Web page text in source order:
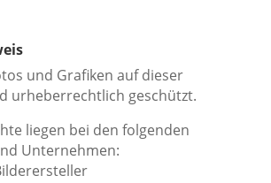
und Grafiken auf dieser
urheberrechtlich geschützt.
liegen bei den folgenden
Unternehmen: